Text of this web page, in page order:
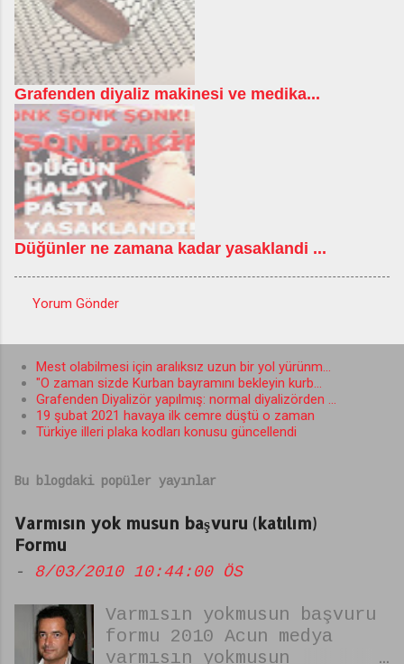
Grafenden diyaliz makinesi ve medika...
Düğünler ne zamana kadar yasaklandi ...
o
r
u
m
a
Yorum Gönder
Mest olabilmesi için aralıksız uzun bir yol yürünm...
"O zaman sizde Kurban bayramını bekleyin kurb...
Grafenden Diyalizör yapılmış: normal diyalizörden ...
19 şubat 2021 havaya ilk cemre düştü o zaman
Türkiye illeri plaka kodları konusu güncellendi
Bu blogdaki popüler yayınlar
Varmısın yok musun başvuru (katılım)
Formu
- 8/03/2010 10:44:00 ÖS
Varmısın yokmusun başvuru
formu 2010 Acun medya
varmısın yokmusun